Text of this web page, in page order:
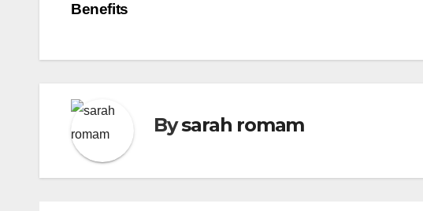
Benefits
Bysarah romam